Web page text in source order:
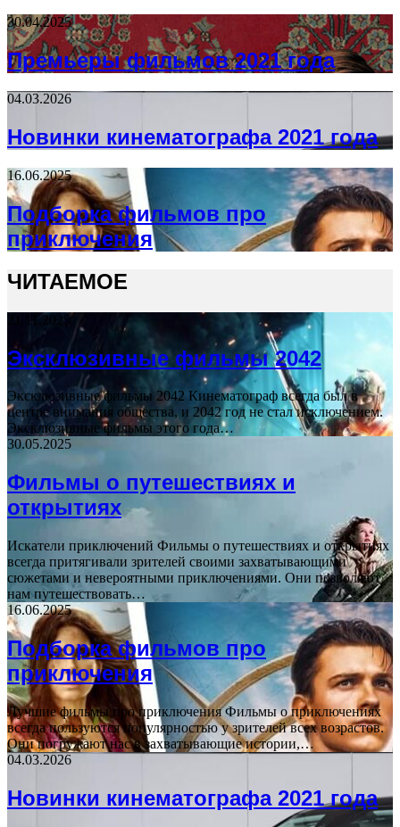
30.04.2025
Премьеры фильмов 2021 года
04.03.2026
Новинки кинематографа 2021 года
16.06.2025
Подборка фильмов про
приключения
ЧИТАЕМОЕ
21.11.2025
Эксклюзивные фильмы 2042
Эксклюзивные фильмы 2042 Кинематограф всегда был в
центре внимания общества, и 2042 год не стал исключением.
Эксклюзивные фильмы этого года…
30.05.2025
Фильмы о путешествиях и
открытиях
Искатели приключений Фильмы о путешествиях и открытиях
всегда притягивали зрителей своими захватывающими
сюжетами и невероятными приключениями. Они позволяют
нам путешествовать…
16.06.2025
Подборка фильмов про
приключения
Лучшие фильмы про приключения Фильмы о приключениях
всегда пользуются популярностью у зрителей всех возрастов.
Они погружают нас в захватывающие истории,…
04.03.2026
Новинки кинематографа 2021 года